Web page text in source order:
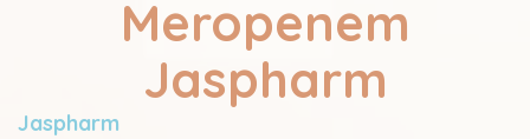
Meropenem
Jaspharm
Jaspharm